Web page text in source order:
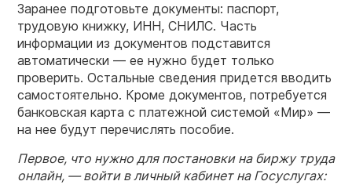
Заранее подготовьте документы: паспорт,
трудовую книжку, ИНН, СНИЛС. Часть
информации из документов подставится
автоматически — ее нужно будет только
проверить. Остальные сведения придется вводить
самостоятельно. Кроме документов, потребуется
банковская карта с платежной системой «Мир» —
на нее будут перечислять пособие.
Первое, что нужно для постановки на биржу труда
онлайн, — войти в личный кабинет на Госуслугах: